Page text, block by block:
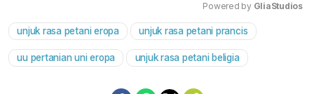
Mute
Powered by GliaStudios
unjuk rasa petani eropa unjuk rasa petani prancis
uu pertanian uni eropa unjuk rasa petani beligia